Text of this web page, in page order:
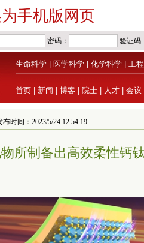
手机版网页
生命科学 医学科学 化学科学 工
首页 新闻 博客 院士 人才 会议
时间：2023/5/24 12:54:19
所制备出高效柔性钙